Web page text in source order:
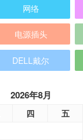
网络
电源插头
DELL戴尔
2026年8月
四 五